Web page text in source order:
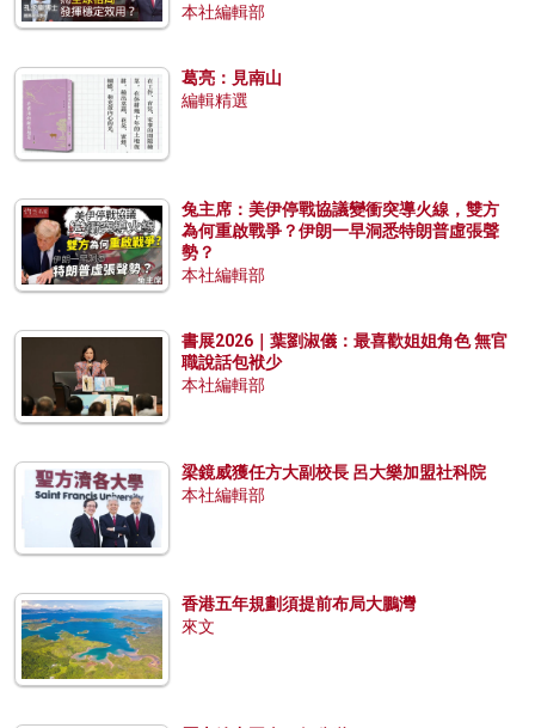
本社編輯部
葛亮：見南山
編輯精選
兔主席：美伊停戰協議變衝突導火線，雙方
為何重啟戰爭？伊朗一早洞悉特朗普虛張聲
勢？
本社編輯部
書展2026｜葉劉淑儀：最喜歡姐姐角色 無官
職說話包袱少
本社編輯部
梁鏡威獲任方大副校長 呂大樂加盟社科院
本社編輯部
香港五年規劃須提前布局大鵬灣
來文